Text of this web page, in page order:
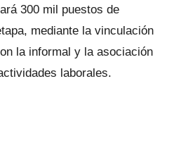
300 mil puestos de
mediante la vinculación
la informal y la asociación
laborales.